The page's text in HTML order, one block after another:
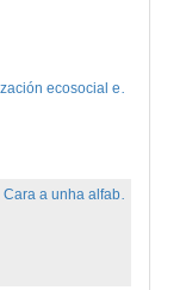
Rolda de preguntas. Cara a unha alfabetización ecosocial en tempos de crises civilizatoria